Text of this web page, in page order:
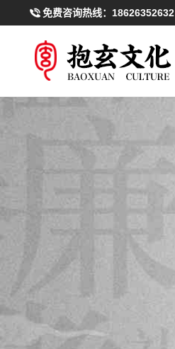
免费咨询热线： 18626352632